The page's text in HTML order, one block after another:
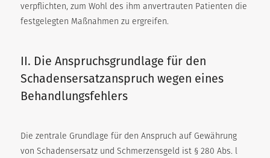
verpflichten, zum Wohl des ihm anvertrauten Patienten die
festgelegten Maßnahmen zu ergreifen.
II. Die Anspruchsgrundlage für den
Schadensersatzanspruch wegen eines
Behandlungsfehlers
Die zentrale Grundlage für den Anspruch auf Gewährung
von Schadensersatz und Schmerzensgeld ist § 280 Abs. l